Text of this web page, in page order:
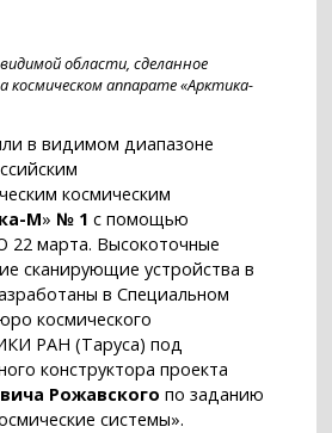
области, сделанное
аппарате «Арктика-
в видимом диапазоне
космическим
М» № 1 с помощью
марта. Высокоточные
сканирующие устройства в
в Специальном
космического
РАН (Таруса) под
конструктора проекта
Рожавского по заданию
системы».